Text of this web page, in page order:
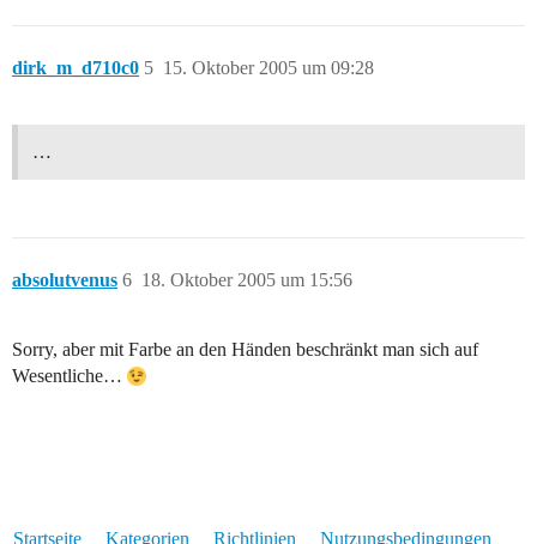
dirk_m_d710c0 15. Oktober 2005 um 09:28
5
…
absolutvenus 18. Oktober 2005 um 15:56
6
Sorry, aber mit Farbe an den Händen beschränkt man sich auf
Wesentliche…
Startseite Kategorien Richtlinien Nutzungsbedingungen